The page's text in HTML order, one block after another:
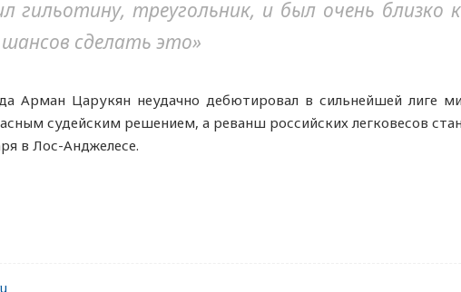
гильотину, треугольник, и был очень
сделать это»
Арман Царукян неудачно дебютировал в сильнейшей лиге
судейским решением, а реванш российских легковесов
в Лос-Анджелесе.